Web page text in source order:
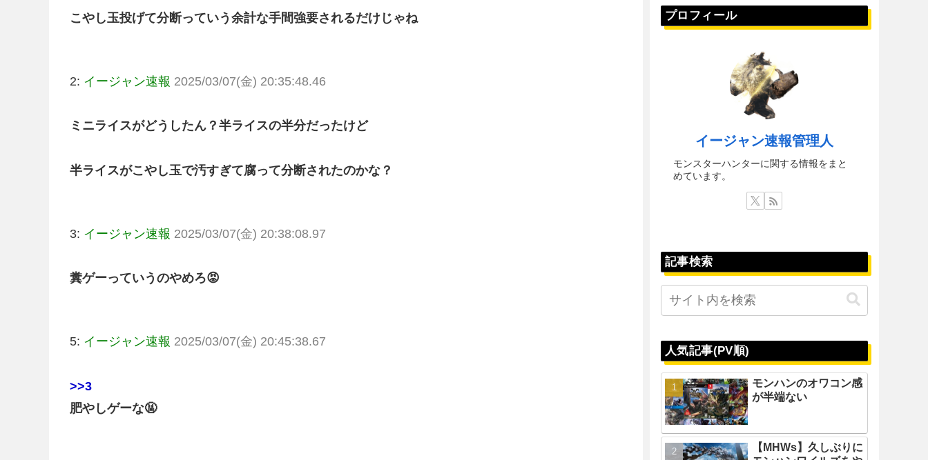
こやし玉投げて分断っていう余計な手間強要されるだけじゃね
2: イージャン速報 2025/03/07(金) 20:35:48.46
ミニライスがどうしたん？半ライスの半分だったけど
半ライスがこやし玉で汚すぎて腐って分断されたのかな？
3: イージャン速報 2025/03/07(金) 20:38:08.97
糞ゲーっていうのやめろ😡
5: イージャン速報 2025/03/07(金) 20:45:38.67
>>3
肥やしゲーな🤬
プロフィール
イージャン速報管理人
モンスターハンターに関する情報をまと
めています。
記事検索
人気記事(PV順)
モンハンのオワコン感
が半端ない
【MHWs】久しぶりに